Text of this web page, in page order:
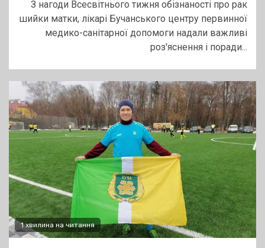
З нагоди Всесвітнього тижня обізнаності про рак
шийки матки, лікарі Бучанського центру первинної
медико-санітарної допомоги надали важливі
роз'яснення і поради...
1 хвилина на читання